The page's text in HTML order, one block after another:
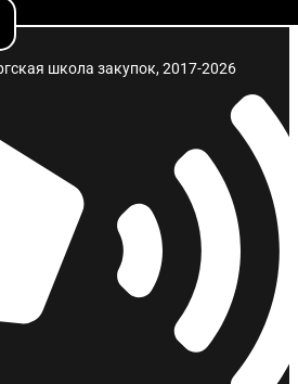
школа закупок, 2017-2026